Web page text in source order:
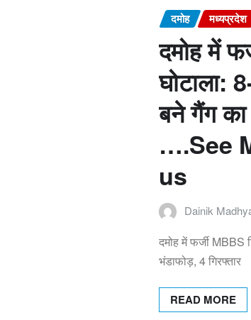
दमोह मध्यप्रदेश
दमोह में
घोटाला:
बने गैंग का
….See
us
Dainik
दमोह में फर्जी MBBS
भंडाफोड़, 4 गिरफ्तार
READ MORE